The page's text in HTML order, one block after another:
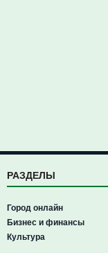
РАЗДЕЛЫ
Город онлайн
Бизнес и финансы
Культура